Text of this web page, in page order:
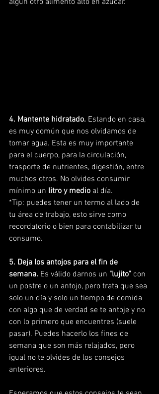
4. Mantente hidratado. Estando en casa,
es muy común que nos olvidamos de
tomar agua. Esta es muy importante
para el cuerpo, para la circulación,
trasporte de nutrientes, digestión, entre
muchos otros. No olvides consumir
mínimo un litro y medio al día.
*Tip: puedes tener un termo al lado de
tu área de trabajo, esto sirve como
recordatorio o bien para contabilizar tu
consumo.
5. Deja los antojos para el fin de
semana. Es válido darnos un "lujito" con
un postre o un antojo, pero trata que sea
solo un día y solo un tiempo de comida
con algo que de verdad se te antoje y no
con lo primero que encuentres (suele
pasar). Puedes hacerlo los fines de
semana que son más relajados, pero
igual no te olvides de los consejos
anteriores.